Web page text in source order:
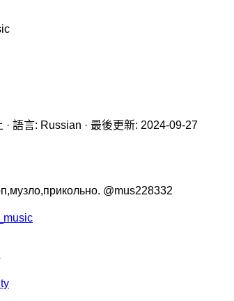
· 語言: Russian · 最後更新: 2024-09-27
@mus228332